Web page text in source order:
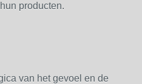
producten.
van het gevoel en de